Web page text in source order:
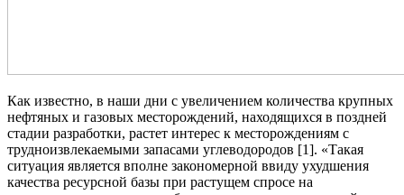
Как известно, в наши дни с увеличением количества крупных
нефтяных и газовых месторождений, находящихся в поздней
стадии разработки, растет интерес к месторождениям с
трудноизвлекаемыми запасами углеводородов [1]. «Такая
ситуация является вполне закономерной ввиду ухудшения
качества ресурсной базы при растущем спросе на